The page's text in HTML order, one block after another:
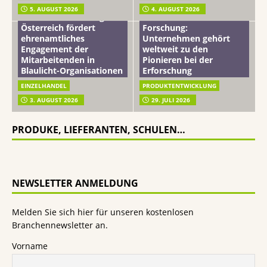
5. AUGUST 2026
4. AUGUST 2026
mehr vom leben tag: dm
Österreich fördert
ehrenamtliches
Engagement der
Mitarbeitenden in
Blaulicht-Organisationen
EINZELHANDEL
3. AUGUST 2026
Beiersdorf
Hautmikrobiom-
Forschung:
Unternehmen gehört
weltweit zu den
Pionieren bei der
Erforschung
PRODUKTENTWICKLUNG
29. JULI 2026
PRODUKE, LIEFERANTEN, SCHULEN…
NEWSLETTER ANMELDUNG
Melden Sie sich hier für unseren kostenlosen
Branchennewsletter an.
Vorname